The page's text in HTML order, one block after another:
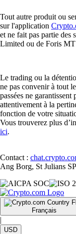
Tout autre produit ou
sur l'application
et ne fait pas partie
Limited ou de Foris
Le trading ou la
ne pas convenir à tout
passées ne
attentivement à la
fonction de votre
Vous trouverez plus
ici.
Contact :
Ang Borg, St Julians
Français
|
USD